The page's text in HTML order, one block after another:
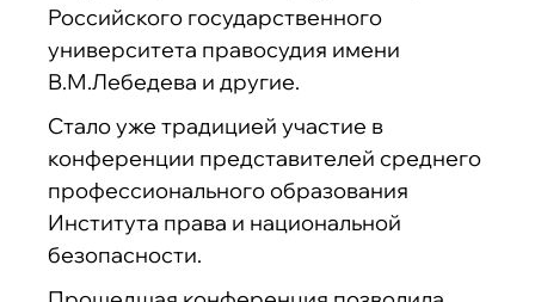
Российского государственного
университета правосудия имени
В.М.Лебедева и другие.
Стало уже традицией участие в
конференции представителей среднего
профессионального образования
Института права и национальной
безопасности.